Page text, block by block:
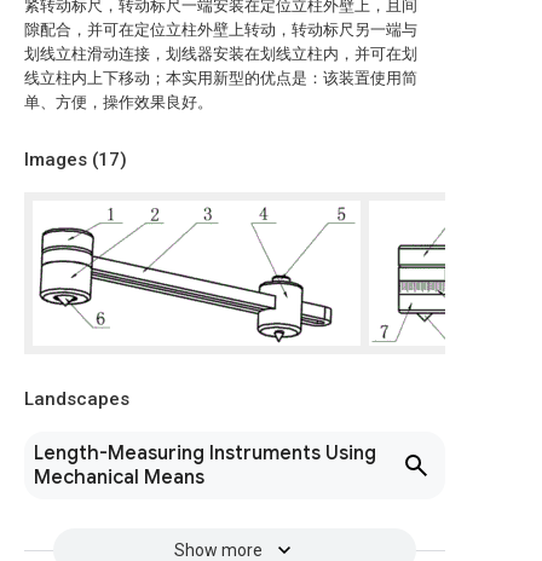
紧转动标尺，转动标尺一端安装在定位立柱外壁上，且间
隙配合，并可在定位立柱外壁上转动，转动标尺另一端与
划线立柱滑动连接，划线器安装在划线立柱内，并可在划
线立柱内上下移动；本实用新型的优点是：该装置使用简
单、方便，操作效果良好。
Images (17)
Landscapes
Length-Measuring Instruments Using
Mechanical Means
Show more